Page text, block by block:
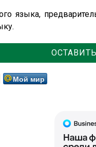
языка,
Мой мир